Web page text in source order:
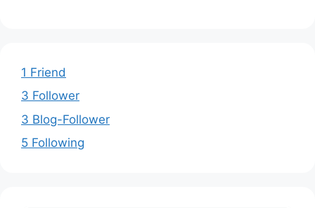
1 Friend
3 Follower
3 Blog-Follower
5 Following